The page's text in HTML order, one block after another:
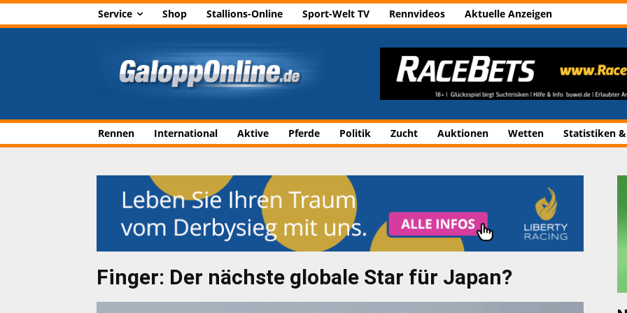
Service Shop Stallions-Online Sport-Welt TV Rennvideos Aktuelle Anzeigen
Rennen International Aktive Pferde Politik Zucht Auktionen Wetten Statistiken
Finger: Der nächste globale Star für Japan?